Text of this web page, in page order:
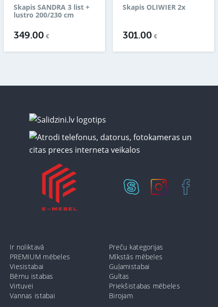
Skapis SANDRA 3 list +
lustro 200/230 cm
349.00€
Skapis OLIWIER 2x
301.00€
Ir noliktavā
Preču kategorijas
PREMIUM mēbeles
Mīkstās mēbeles
Viesistabai
Guļamistabai
Bērnu istabas
Gultas
Virtuvei
Priekšistabas mēbeles
Vannas istabai
Birojam